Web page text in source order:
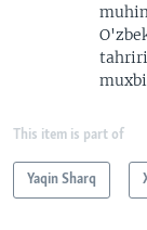
This item is part of
Yaqin Sharq